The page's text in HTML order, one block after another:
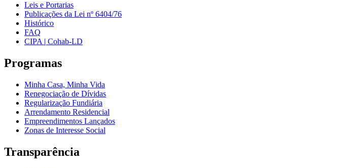
Leis e Portarias
Publicações da Lei nº 6404/76
Histórico
FAQ
CIPA | Cohab-LD
Programas
Minha Casa, Minha Vida
Renegociação de Dívidas
Regularização Fundiária
Arrendamento Residencial
Empreendimentos Lançados
Zonas de Interesse Social
Transparência